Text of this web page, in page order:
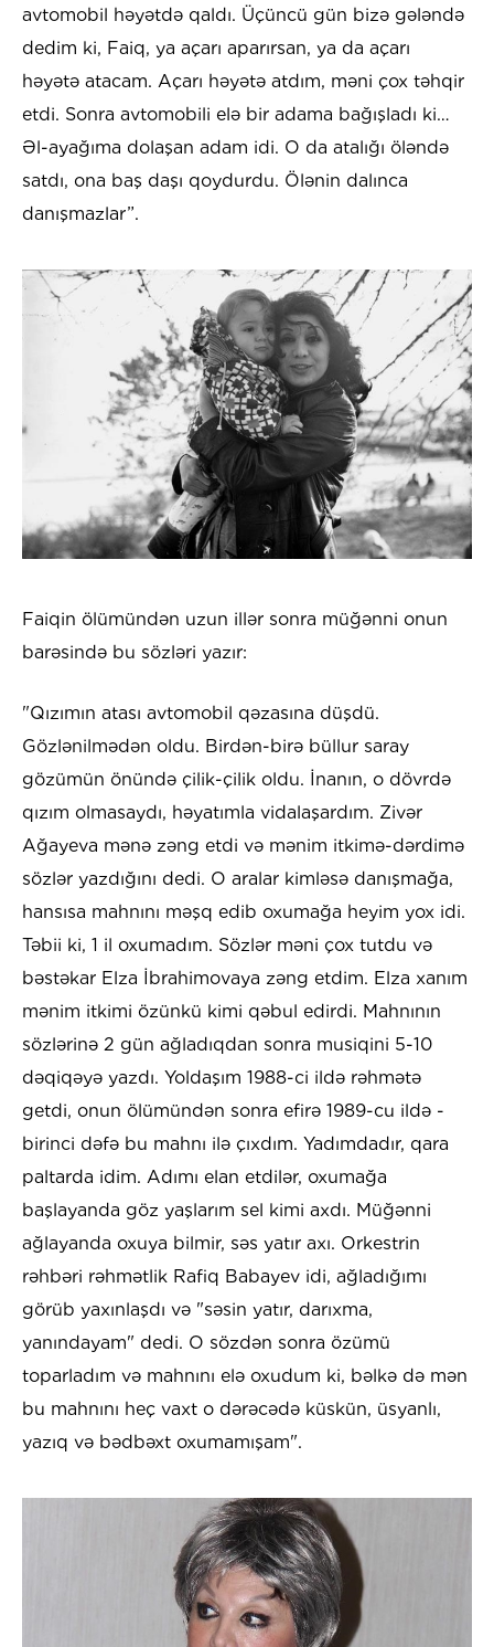
avtomobil həyətdə qaldı. Üçüncü gün bizə gələndə
dedim ki, Faiq, ya açarı aparırsan, ya da açarı
həyətə atacam. Açarı həyətə atdım, məni çox təhqir
etdi. Sonra avtomobili elə bir adama bağışladı ki…
Əl-ayağıma dolaşan adam idi. O da atalığı öləndə
satdı, ona baş daşı qoydurdu. Ölənin dalınca
danışmazlar”.
Faiqin ölümündən uzun illər sonra müğənni onun
barəsində bu sözləri yazır:
"Qızımın atası avtomobil qəzasına düşdü.
Gözlənilmədən oldu. Birdən-birə büllur saray
gözümün önündə çilik-çilik oldu. İnanın, o dövrdə
qızım olmasaydı, həyatımla vidalaşardım. Zivər
Ağayeva mənə zəng etdi və mənim itkimə-dərdimə
sözlər yazdığını dedi. O aralar kimləsə danışmağa,
hansısa mahnını məşq edib oxumağa heyim yox idi.
Təbii ki, 1 il oxumadım. Sözlər məni çox tutdu və
bəstəkar Elza İbrahimovaya zəng etdim. Elza xanım
mənim itkimi özünkü kimi qəbul edirdi. Mahnının
sözlərinə 2 gün ağladıqdan sonra musiqini 5-10
dəqiqəyə yazdı. Yoldaşım 1988-ci ildə rəhmətə
getdi, onun ölümündən sonra efirə 1989-cu ildə -
birinci dəfə bu mahnı ilə çıxdım. Yadımdadır, qara
paltarda idim. Adımı elan etdilər, oxumağa
başlayanda göz yaşlarım sel kimi axdı. Müğənni
ağlayanda oxuya bilmir, səs yatır axı. Orkestrin
rəhbəri rəhmətlik Rafiq Babayev idi, ağladığımı
görüb yaxınlaşdı və "səsin yatır, darıxma,
yanındayam" dedi. O sözdən sonra özümü
toparladım və mahnını elə oxudum ki, bəlkə də mən
bu mahnını heç vaxt o dərəcədə küskün, üsyanlı,
yazıq və bədbəxt oxumamışam".